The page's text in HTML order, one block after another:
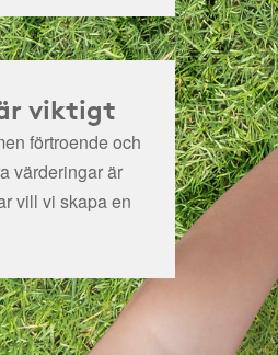
viktigt
förtroende och
värderingar är
vill vi skapa en